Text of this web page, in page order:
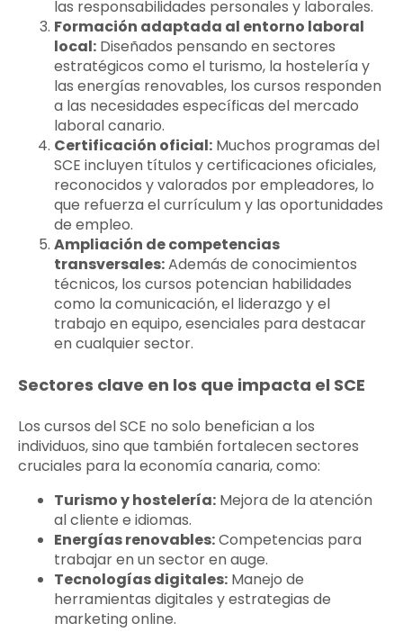
las responsabilidades personales y laborales.
Formación adaptada al entorno laboral
local: Diseñados pensando en sectores
estratégicos como el turismo, la hostelería y
las energías renovables, los cursos responden
a las necesidades específicas del mercado
laboral canario.
Certificación oficial: Muchos programas del
SCE incluyen títulos y certificaciones oficiales,
reconocidos y valorados por empleadores, lo
que refuerza el currículum y las oportunidades
de empleo.
Ampliación de competencias
transversales:Además de conocimientos
técnicos, los cursos potencian habilidades
como la comunicación, el liderazgo y el
trabajo en equipo, esenciales para destacar
en cualquier sector.
Sectores clave en los que impacta el SCE
Los cursos del SCE no solo benefician a los
individuos, sino que también fortalecen sectores
cruciales para la economía canaria, como:
Turismo y hostelería: Mejora de la atención
al cliente e idiomas.
Energías renovables:Competencias para
trabajar en un sector en auge.
Tecnologías digitales: Manejo de
herramientas digitales y estrategias de
marketing online.